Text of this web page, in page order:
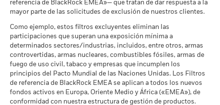
aumentar o disminuir como resultado de las fluctuaciones del
valor de las divisas si su inversión se realiza en una divisa
distinta de la utilizada para el cálculo de la rentabilidad
pasada. Fuente: Blackrock
El escenario de tensión muestra lo que usted podría recibir en
circunstancias extremas de los mercados.
a 17 jul 2026
Intensidad Media Ponderada
de Exposición al Carbono de
MSCI (toneladas de
emisiones de CO2 / millón de
$ en ventas)
a 17 jul 2026
Porcentaje de Cobertura ESG
de MSCI
a 17 jul 2026
97,59
a 30 jun 2026
a 30 jun 2026
MSCI - Arenas Bituminosas
a 30 jun 2026
0,00%
Cobertura de Implicación
99,74%
referencia de BlackRock EMEA»— que tratan de dar respuesta a la
mayor parte de las solicitudes de exclusión de nuestros clientes.
Como ejemplo, estos filtros excluyentes eliminan las
participaciones que superan una exposición mínima a
determinados sectores/industrias, incluidos, entre otros, armas
controvertidas, armas nucleares, combustibles fósiles, armas de
fuego de uso civil, tabaco y empresas que incumplen los
principios del Pacto Mundial de las Naciones Unidas. Los Filtros
de referencia de BlackRock EMEA se aplican a todos los nuevos
fondos activos en Europa, Oriente Medio y África («EMEA»), de
conformidad con nuestra estructura de gestión de productos.